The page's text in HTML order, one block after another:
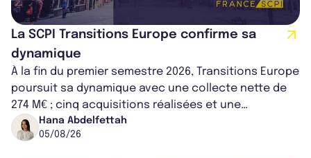
La SCPI Transitions Europe confirme sa
dynamique
À la fin du premier semestre 2026, Transitions Europe
poursuit sa dynamique avec une collecte nette de
274 M€ ; cinq acquisitions réalisées et une
capitalisation portée à 1,38 Md€....
Hana Abdelfettah
05/08/26